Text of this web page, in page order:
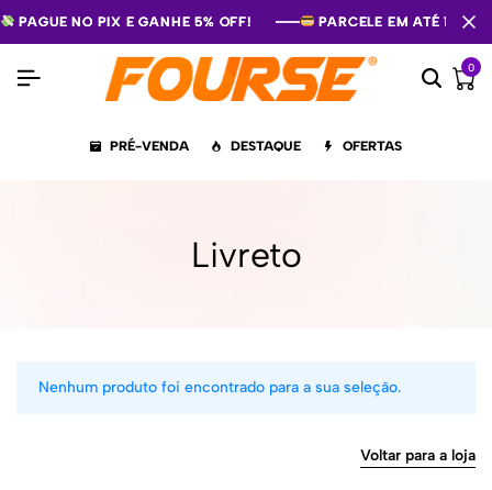
PAGUE NO PIX E GANHE 5% OFF! PARCELE EM ATÉ 12X
PAGUE NO PIX E GANHE 5% OFF! PARCELE EM ATÉ 12X
PAGUE NO PIX E GANHE 5% OFF! PARCELE EM ATÉ 12X
0
PRÉ-VENDA DESTAQUE OFERTAS
Livreto
Nenhum produto foi encontrado para a sua seleção.
Voltar para a loja